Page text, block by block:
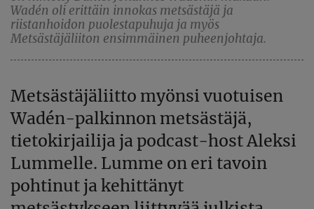
Wadén oli erittäin innokas metsästäjä ja
riistanhoidon puolestapuhuja ja myös
Metsästäjäliiton ensimmäinen puheenjohtaja.
Metsästäjäliitto myönsi vuotuisen
Wadén-palkinnon metsästäjä,
tietokirjailija ja podcast-host Aleksi
Lummelle. Lumme on eri tavoin
pohtinut ja kehittänyt